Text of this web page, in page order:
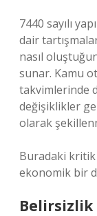
7440 sayılı
dair
nasıl
sunar. Kamu
takvimlerinde
değişiklikler
olarak
Buradaki
ekonomik bir
Belirsizlik